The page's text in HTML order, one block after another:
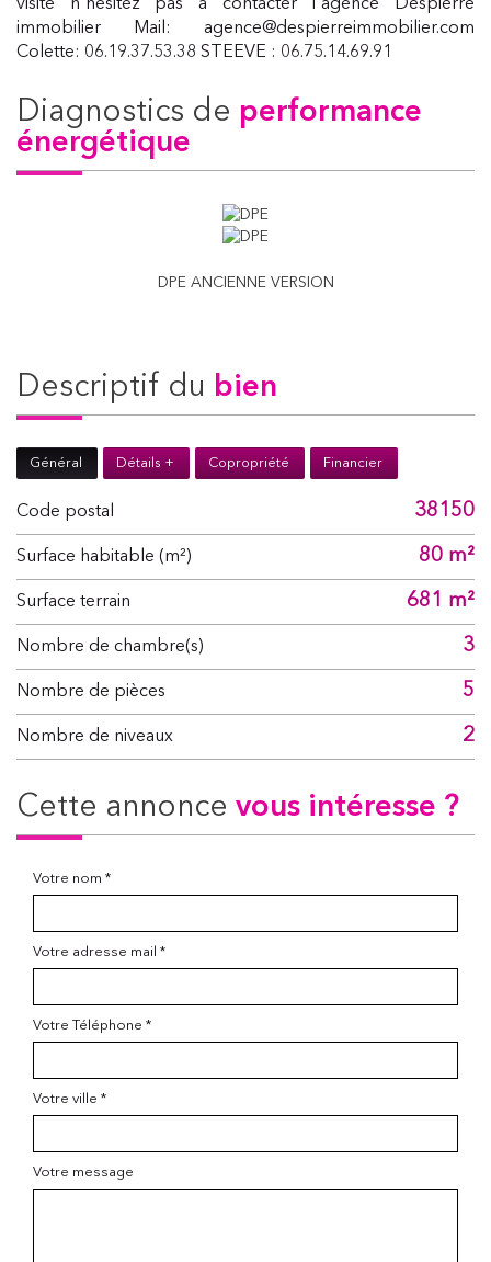
visite n'hésitez pas a contacter l'agence Despierre
immobilier Mail: agence@despierreimmobilier.com
Colette: 06.19.37.53.38 STEEVE : 06.75.14.69.91
diagnostics de performance
énergétique
DPE ANCIENNE VERSION
descriptif du bien
Général Détails + Copropriété Financier
Code postal 38150
Surface habitable (m²) 80 m²
surface terrain 681 m²
Nombre de chambre(s) 3
Nombre de pièces 5
Nombre de niveaux 2
cette annonce vous intéresse ?
Votre nom *
Votre adresse mail *
Votre Téléphone *
Votre ville *
Votre message